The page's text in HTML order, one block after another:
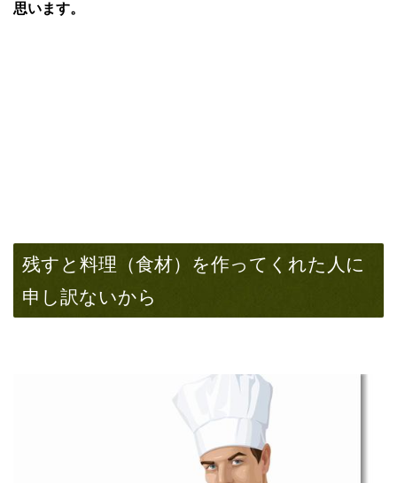
思います。
残すと料理（食材）を作ってくれた人に
申し訳ないから